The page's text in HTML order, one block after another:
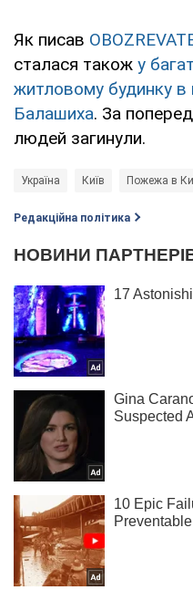
Як писав
сталася також у
житловому будинку в
Балашиха. За
людей загинули.
Україна Київ Пожежа в
Редакційна політика